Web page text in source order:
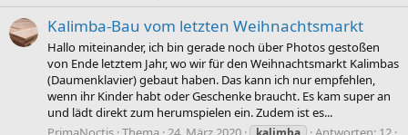
Kalimba-Bau vom letzten Weihnachtsmarkt
Hallo miteinander, ich bin gerade noch über Photos gestoßen
von Ende letztem Jahr, wo wir für den Weihnachtsmarkt Kalimbas
(Daumenklavier) gebaut haben. Das kann ich nur empfehlen,
wenn ihr Kinder habt oder Geschenke braucht. Es kam super an
und lädt direkt zum herumspielen ein. Zudem ist es...